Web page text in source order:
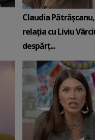
Claudia
relația cu Liviu
despărț...